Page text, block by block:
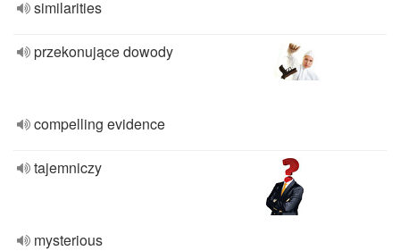
similarities
przekonujące dowody
compelling evidence
tajemniczy
mysterious